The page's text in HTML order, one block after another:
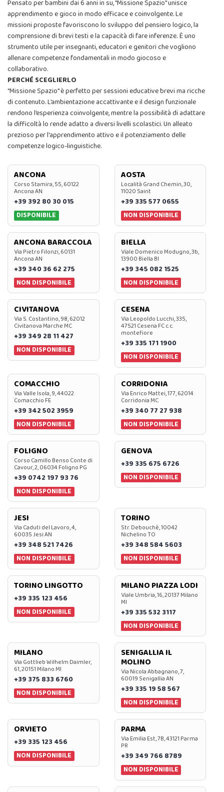
Pensato per bambini dai 6 anni in su, "Missione Spazio" unisce
apprendimento e gioco in modo efficace e coinvolgente. Le
missioni proposte favoriscono lo sviluppo del pensiero logico, la
comprensione di brevi testi e la capacità di fare inferenze. È uno
strumento utile per insegnanti, educatori e genitori che vogliono
allenare competenze fondamentali in modo giocoso e
collaborativo.
PERCHÉ SCEGLIERLO
"Missione Spazio" è perfetto per sessioni educative brevi ma ricche
di contenuto. L’ambientazione accattivante e il design funzionale
rendono l’esperienza coinvolgente, mentre la possibilità di adattare
la difficoltà lo rende adatto a diversi livelli scolastici. Un alleato
prezioso per l'apprendimento attivo e il potenziamento delle
competenze logico-linguistiche.
ANCONA
Corso Stamira, 55, 60122
Ancona AN
+39 392 80 30 015
DISPONIBILE
AOSTA
Località Grand Chemin, 30,
11020 Saint
+39 335 577 0655
NON DISPONIBILE
ANCONA BARACCOLA
Via Pietro Filonzi, 60131
Ancona AN
+39 340 36 62 275
NON DISPONIBILE
BIELLA
Viale Domenico Modugno, 3b,
13900 Biella BI
+39 345 082 1525
NON DISPONIBILE
CIVITANOVA
Via S. Costantino, 98, 62012
Civitanova Marche MC
+39 349 28 11 427
NON DISPONIBILE
CESENA
Via Leopoldo Lucchi, 335,
47521 Cesena FC c.c.
montefiore
+39 335 171 1900
NON DISPONIBILE
COMACCHIO
Via Valle Isola, 9, 44022
Comacchio FE
+39 342 502 3959
NON DISPONIBILE
CORRIDONIA
Via Enrico Mattei, 177, 62014
Corridonia MC
+39 340 77 27 938
NON DISPONIBILE
FOLIGNO
Corso Camillo Benso Conte di
Cavour, 2, 06034 Foligno PG
+39 0742 197 93 76
NON DISPONIBILE
GENOVA
+39 335 675 6726
NON DISPONIBILE
JESI
Via Caduti del Lavoro, 4,
60035 Jesi AN
+39 348 521 7426
NON DISPONIBILE
TORINO
Str. Debouchè, 10042
Nichelino TO
+39 348 584 5603
NON DISPONIBILE
TORINO LINGOTTO
+39 335 123 456
NON DISPONIBILE
MILANO PIAZZA LODI
Viale Umbria, 16, 20137 Milano
MI
+39 335 532 3117
NON DISPONIBILE
MILANO
Via Gottlieb Wilhelm Daimler,
61, 20151 Milano MI
+39 375 833 6760
NON DISPONIBILE
SENIGALLIA IL
MOLINO
Via Nicola Abbagnano, 7,
60019 Senigallia AN
+39 335 19 58 567
NON DISPONIBILE
ORVIETO
+39 335 123 456
NON DISPONIBILE
PARMA
Via Emilia Est, 7B, 43121 Parma
PR
+39 349 766 8789
NON DISPONIBILE